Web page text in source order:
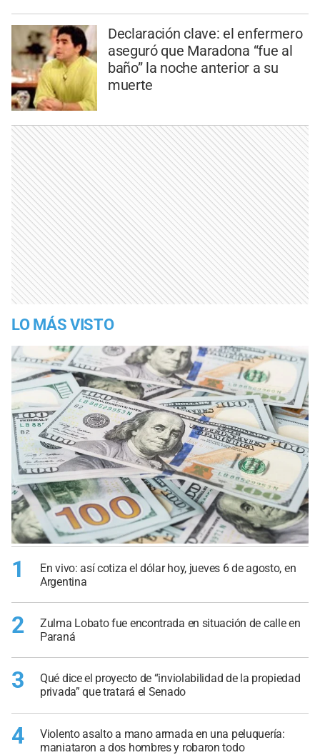
Declaración clave: el enfermero
aseguró que Maradona “fue al
baño” la noche anterior a su
muerte
LO MÁS VISTO
1
En vivo: así cotiza el dólar hoy, jueves 6 de agosto, en
Argentina
2
Zulma Lobato fue encontrada en situación de calle en
Paraná
3
Qué dice el proyecto de “inviolabilidad de la propiedad
privada” que tratará el Senado
4
Violento asalto a mano armada en una peluquería:
maniataron a dos hombres y robaron todo